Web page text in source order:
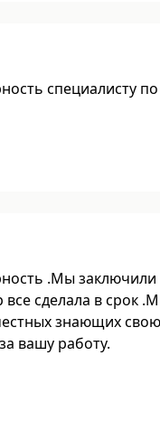
специалисту
.Мы заключили
сделала в срок
знающих
вашу работу.